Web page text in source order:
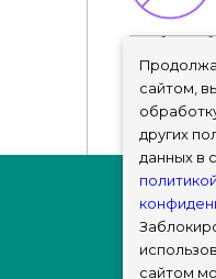
Чтобы
сайтом,
других
данных в
политикой
сайтом